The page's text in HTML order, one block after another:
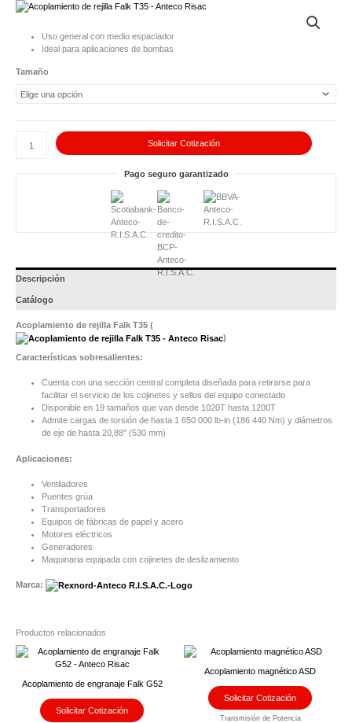
Uso general con medio espaciador
Ideal para aplicaciones de bombas
Tamaño
Acoplamiento
cantidad
Solicitar Cotización
Pago seguro garantizado
Descripción
Catálogo
Acoplamiento de rejilla Falk T35 (
)
Características sobresalientes:
Cuenta con una sección central completa diseñada para retirarse para
facilitar el servicio de los cojinetes y sellos del equipo conectado
Disponible en 19 tamaños que van desde 1020T hasta 1200T
Admite cargas de torsión de hasta 1 650 000 lb-in (186 440 Nm) y diámetros
de eje de hasta 20,88″ (530 mm)
Aplicaciones:
Ventiladores
Puentes grúa
Transportadores
Equipos de fábricas de papel y acero
Motores eléctricos
Generadores
Maquinaria equipada con cojinetes de deslizamiento
Marca:
Productos relacionados
Acoplamiento de engranaje Falk G52
Solicitar Cotización
Este
múltiples
Las
Acoplamiento magnético ASD
Solicitar Cotización
Este
tiene
variantes.
Transmisión de Potencia